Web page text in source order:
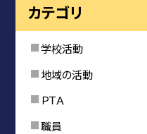
カテゴリ
学校活動
地域の活動
ＰＴＡ
職員